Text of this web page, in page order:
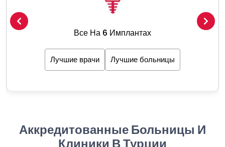
Все На 6 Имплантах
Лучшие врачи Лучшие больницы
Аккредитованные Больницы И